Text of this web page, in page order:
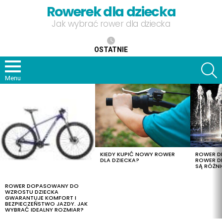
Rowerek dla dziecka
Jak wybrać rower dla dziecka
OSTATNIE
Menu
ROWER DOPASOWANY DO
WZROSTU DZIECKA
GWARANTUJE KOMFORT I
BEZPIECZEŃSTWO JAZDY. JAK
WYBRAĆ IDEALNY ROZMIAR?
KIEDY KUPIĆ NOWY ROWER
DLA DZIECKA?
ROWER
ROWER
SĄ